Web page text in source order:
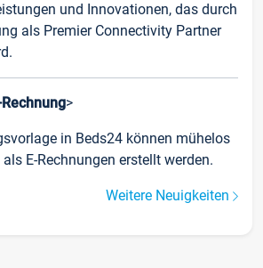
und Innovationen, das durch
als Premier Connectivity Partner
>
in Beds24 können mühelos
E-Rechnungen erstellt werden.
Weitere Neuigkeiten